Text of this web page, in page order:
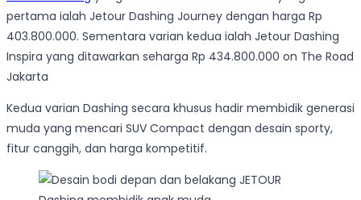
pertama ialah Jetour Dashing Journey dengan harga Rp
403.800.000. Sementara varian kedua ialah Jetour Dashing
Inspira yang ditawarkan seharga Rp 434.800.000 on The Road
Jakarta
Kedua varian Dashing secara khusus hadir membidik generasi
muda yang mencari SUV Compact dengan desain sporty,
fitur canggih, dan harga kompetitif.